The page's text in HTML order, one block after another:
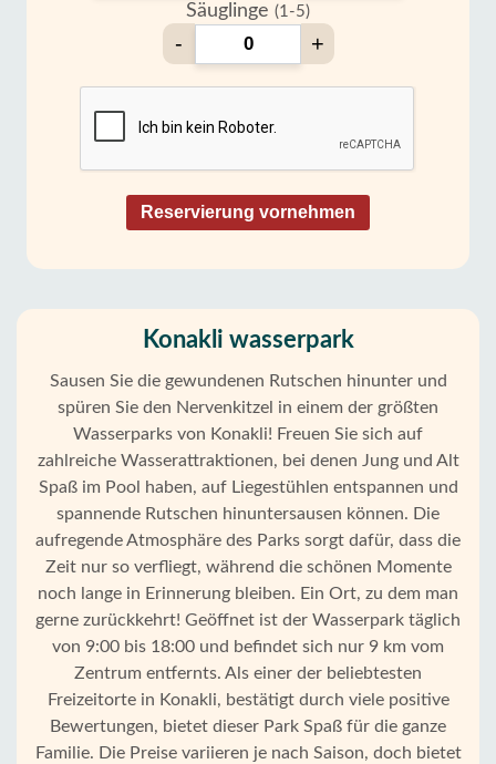
Startseite
Säuglinge (1-5)
- +
Reservierung vornehmen
Konakli wasserpark
Sausen Sie die gewundenen Rutschen hinunter und
spüren Sie den Nervenkitzel in einem der größten
Wasserparks von Konakli! Freuen Sie sich auf
zahlreiche Wasserattraktionen, bei denen Jung und Alt
Spaß im Pool haben, auf Liegestühlen entspannen und
spannende Rutschen hinuntersausen können. Die
aufregende Atmosphäre des Parks sorgt dafür, dass die
Zeit nur so verfliegt, während die schönen Momente
noch lange in Erinnerung bleiben. Ein Ort, zu dem man
gerne zurückkehrt! Geöffnet ist der Wasserpark täglich
von 9:00 bis 18:00 und befindet sich nur 9 km vom
Zentrum entfernts. Als einer der beliebtesten
Freizeitorte in Konakli, bestätigt durch viele positive
Bewertungen, bietet dieser Park Spaß für die ganze
Familie. Die Preise variieren je nach Saison, doch bietet